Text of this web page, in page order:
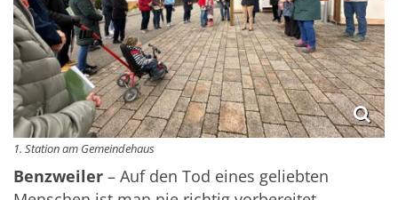
1. Station am Gemeindehaus
Benzweiler – Auf den Tod eines geliebten